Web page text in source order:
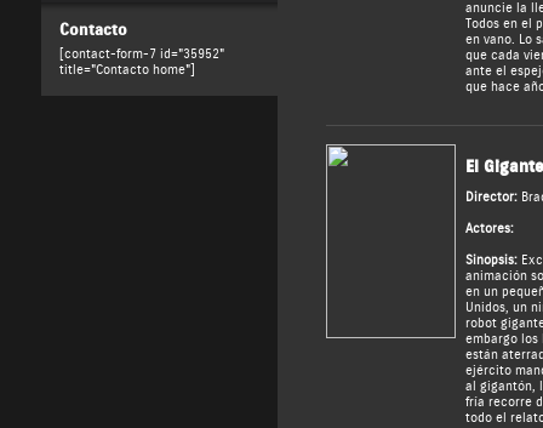
Contacto
[contact-form-7 id="35952"
title="Contacto home"]
anuncie la
Todos en el
en vano. Lo
que cada
ante el
que hace
El
Director:
Actores:
Sinopsis:
animación
en un
Unidos, un
robot
embargo los
están
ejército
al gigantón,
fría recorre
todo el